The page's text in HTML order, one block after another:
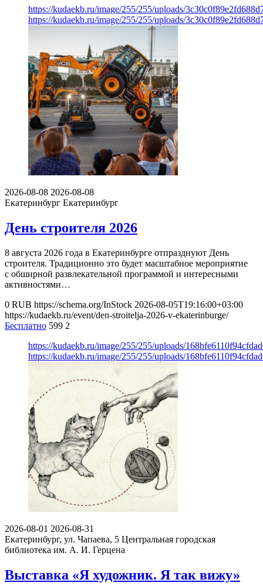
https://kudaekb.ru/image/255/255/uploads/
https://kudaekb.ru/image/255/255/uploads/
2026-08-08 2026-08-08
Екатеринбург Екатеринбург
День строителя 2026
8 августа 2026 года в Екатеринбурге отпразднуют День
строителя. Традиционно это будет масштабное мероприятие
с обширной развлекательной программой и интересными
активностями…
0 RUB https://schema.org/InStock 2026-08-05T19:16:00+03:00
https://kudaekb.ru/event/den-stroitelja-2026-v-ekaterinburge/
Бесплатно 599 2
https://kudaekb.ru/image/255/255/uploads/
https://kudaekb.ru/image/255/255/uploads/
2026-08-01 2026-08-31
Екатеринбург, ул. Чапаева, 5 Центральная городская
библиотека им. А. И. Герцена
Выставка «Я художник. Я так вижу»